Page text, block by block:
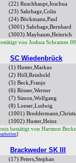
(22) Ruschhaupt,Joschua
(23) Sahrhage,Colin
(24) Böckmann,Paul
(3001) Sahrhage,Bernhard
(3003) Maybaum,Heinrich
von Joshua Schramm
SC Wiedenbrück
(1) Huster,Markus
(2) Höll,Reinhold
(5) Beck,Franjo
(6) Rösser,Werner
(7) Simon,Wolfgang
(8) Loeser,Ludwig
(1001)
(1002) Huster,Heinz
bestätigt von Hartmut
]
Brackweder SK III
(17) Peters,Stephan